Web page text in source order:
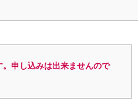
申し込みは出来ませんので